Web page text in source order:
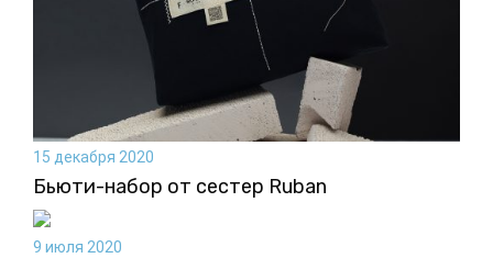
15 декабря 2020
Бьюти-набор от сестер Ruban
9 июля 2020